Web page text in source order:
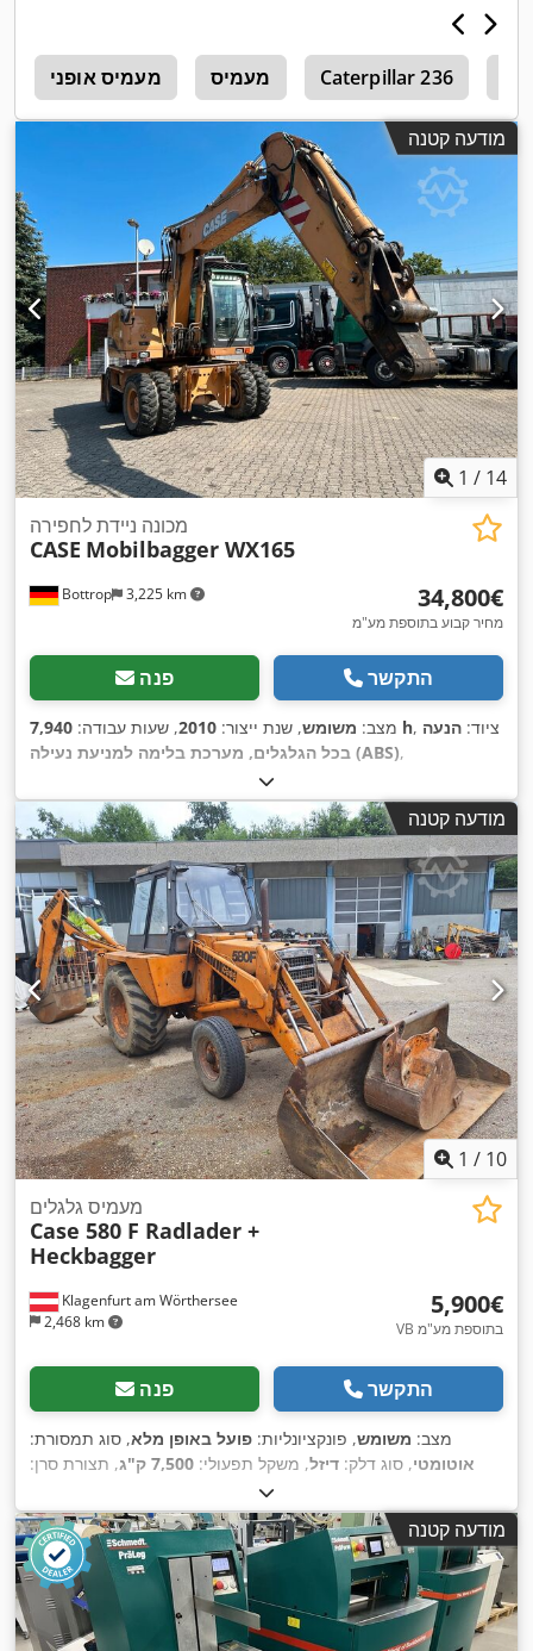
מעמיס אופני מעמיס Caterpillar 236
מודעה קטנה
1 / 14
Bottrop 3,225 km
מכונה ניידת לחפירה
CASE Mobilbagger WX165
‏34,800 ‏€
מחיר קבוע בתוספת מע"מ
פנה התקשר
מצב: משומש, שנת ייצור: 2010, שעות עבודה: 7,940 h , ציוד: הנעה
בכל הגלגלים, מערכת בלימה למניעת נעילה (ABS),
מודעה קטנה
1 / 10
Klagenfurt am Wörthersee
2,468 km
מעמיס גלגלים
Case 580 F Radlader +
Heckbagger
‏5,900 ‏€
VB בתוספת מע"מ
פנה התקשר
מצב: משומש, פונקציונליות: פועל באופן מלא, סוג תמסורת:
אוטומטי, סוג דלק: דיזל, משקל תפעולי: 7,500 ק"ג
, תצורת סרן:
, שנת ייצור:
מודעה קטנה